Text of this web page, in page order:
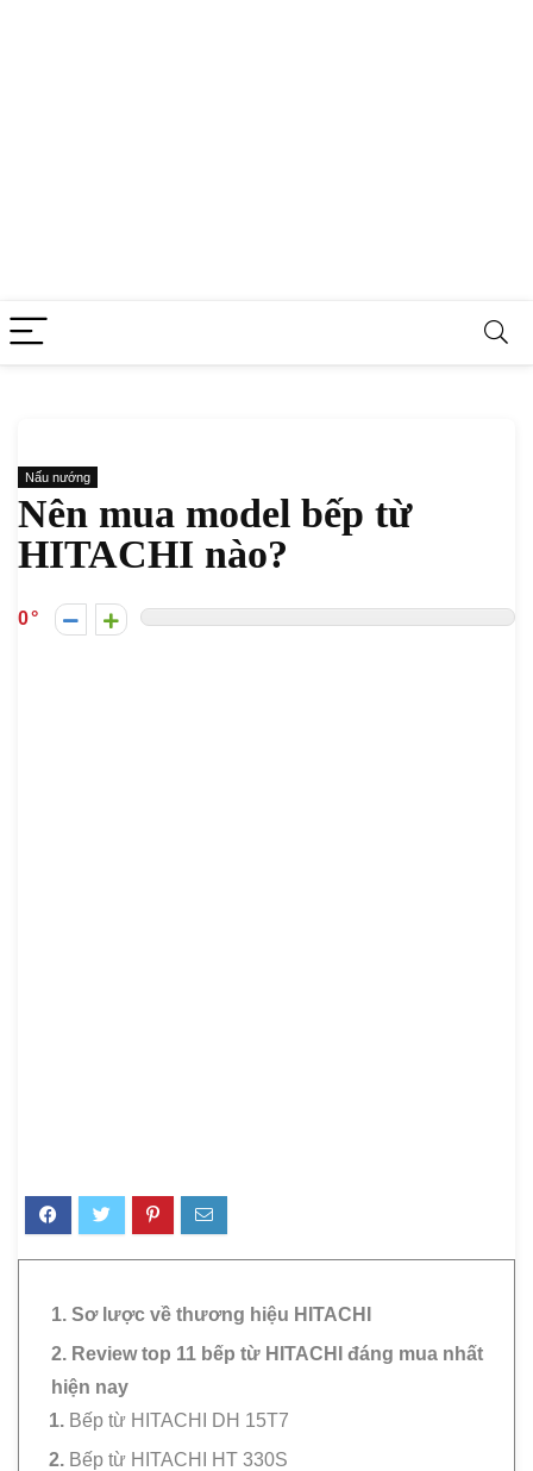
Nấu nướng
Nên mua model bếp từ
HITACHI nào?
0
1. Sơ lược về thương hiệu HITACHI
2. Review top 11 bếp từ HITACHI đáng mua nhất
hiện nay
Bếp từ HITACHI DH 15T7
Bếp từ HITACHI HT 330S